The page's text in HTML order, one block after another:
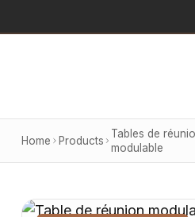
Home Products
Tables de
modulable